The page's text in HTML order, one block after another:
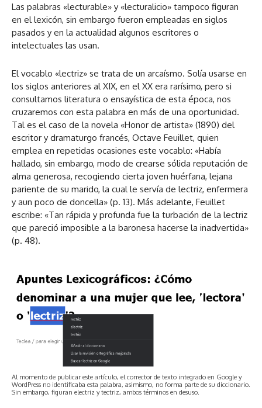
Las palabras «lecturable» y «lecturalicio» tampoco figuran
en el lexicón, sin embargo fueron empleadas en siglos
pasados y en la actualidad algunos escritores o
intelectuales las usan.
El vocablo «lectriz» se trata de un arcaísmo. Solía usarse en
los siglos anteriores al XIX, en el XX era rarísimo, pero si
consultamos literatura o ensayística de esta época, nos
cruzaremos con esta palabra en más de una oportunidad.
Tal es el caso de la novela «Honor de artista» (1890) del
escritor y dramaturgo francés, Octave Feuillet, quien
emplea en repetidas ocasiones este vocablo: «Había
hallado, sin embargo, modo de crearse sólida reputación de
alma generosa, recogiendo cierta joven huérfana, lejana
pariente de su marido, la cual le servía de lectriz, enfermera
y aun poco de doncella» (p. 13). Más adelante, Feuillet
escribe: «Tan rápida y profunda fue la turbación de la lectriz
que pareció imposible a la baronesa hacerse la inadvertida»
(p. 48).
Al momento de publicar este artículo, el corrector de texto integrado en Google y
WordPress no identificaba esta palabra, asimismo, no forma parte de su diccionario.
Sin embargo, figuran electriz y tectriz, ambos términos en desuso.